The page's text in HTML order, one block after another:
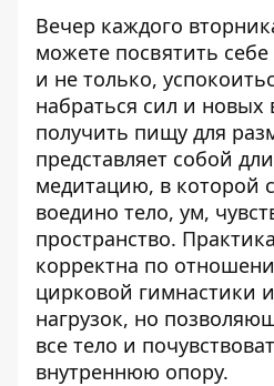
Вечер каждого
можете посвятить
и не только,
набраться сил и новых
получить пищу для
представляет собой
медитацию, в которой
воедино тело, ум,
пространство.
корректна по
цирковой гимнастики
нагрузок, но
все тело и
внутреннюю опору.